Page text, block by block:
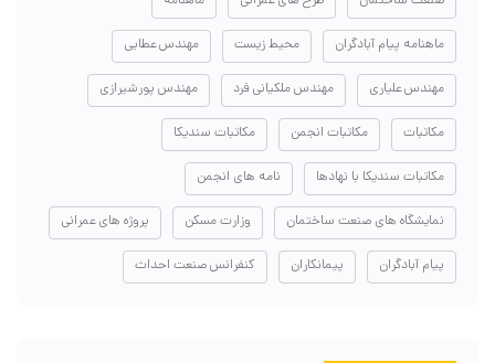
ماهنامه پیام آبادگران محیط زیست مهندس عطایی
مهندس علیاری مهندس ملکیانی فرد مهندس پورشیرازی
مکاتبات مکاتبات انجمن مکاتبات سندیکا
مکاتبات سندیکا با نهادها نامه های انجمن
نمایشگاه های صنعت ساختمان وزارت مسکن پروژه های عمرانی
پیام آبادگران پیمانکاران کنفرانس صنعت احداث